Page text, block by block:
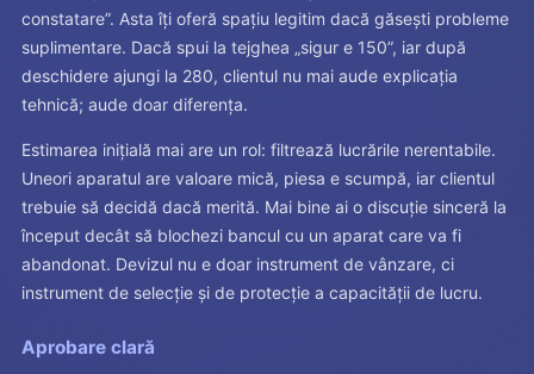
constatare”. Asta îți oferă spațiu legitim dacă găsești probleme
suplimentare. Dacă spui la tejghea „sigur e 150”, iar după
deschidere ajungi la 280, clientul nu mai aude explicația
tehnică; aude doar diferența.
Estimarea inițială mai are un rol: filtrează lucrările nerentabile.
Uneori aparatul are valoare mică, piesa e scumpă, iar clientul
trebuie să decidă dacă merită. Mai bine ai o discuție sinceră la
început decât să blochezi bancul cu un aparat care va fi
abandonat. Devizul nu e doar instrument de vânzare, ci
instrument de selecție și de protecție a capacității de lucru.
Aprobare clară